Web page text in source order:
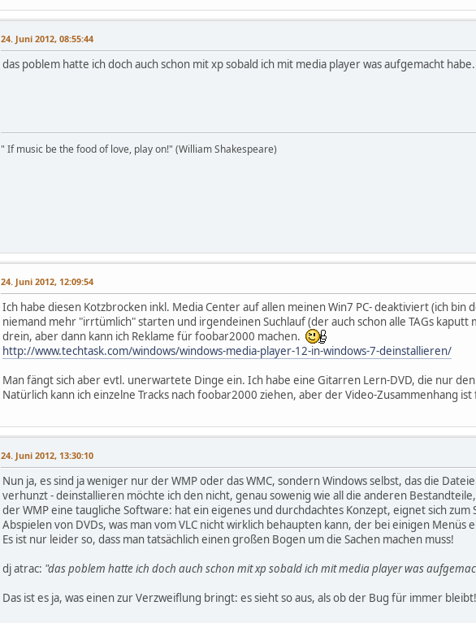
24. Juni 2012, 08:55:44
das poblem hatte ich doch auch schon mit xp sobald ich mit media player was aufgemacht
" If music be the food of love, play on!" (William Shakespeare)
24. Juni 2012, 12:09:54
Ich habe diesen Kotzbrocken inkl. Media Center auf allen meinen Win7 PC- deaktiviert (ich
niemand mehr "irrtümlich" starten und irgendeinen Suchlauf (der auch schon alle TAGs
drein, aber dann kann ich Reklame für foobar2000 machen.
http://www.techtask.com/windows/windows-media-player-12-in-windows-7-deinstallieren/
Man fängt sich aber evtl. unerwartete Dinge ein. Ich habe eine Gitarren Lern-DVD, die nur
Natürlich kann ich einzelne Tracks nach foobar2000 ziehen, aber der Video-Zusammenhang ist
24. Juni 2012, 13:30:10
Nun ja, es sind ja weniger nur der WMP oder das WMC, sondern Windows selbst, das die
verhunzt - deinstallieren möchte ich den nicht, genau sowenig wie all die anderen
der WMP eine taugliche Software: hat ein eigenes und durchdachtes Konzept, eignet sich
Abspielen von DVDs, was man vom VLC nicht wirklich behaupten kann, der bei einigen Menüs
Es ist nur leider so, dass man tatsächlich einen großen Bogen um die Sachen machen muss!
dj atrac: "das poblem hatte ich doch auch schon mit xp sobald ich mit media player was
Das ist es ja, was einen zur Verzweiflung bringt: es sieht so aus, als ob der Bug für immer bleibt!